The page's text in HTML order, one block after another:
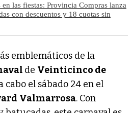
las fiestas: Provincia Compras lanza
con descuentos y 18 cuotas sin
emblemáticos de la
de Veinticinco de
cabo el sábado 24 en el
Valmarrosa. Con